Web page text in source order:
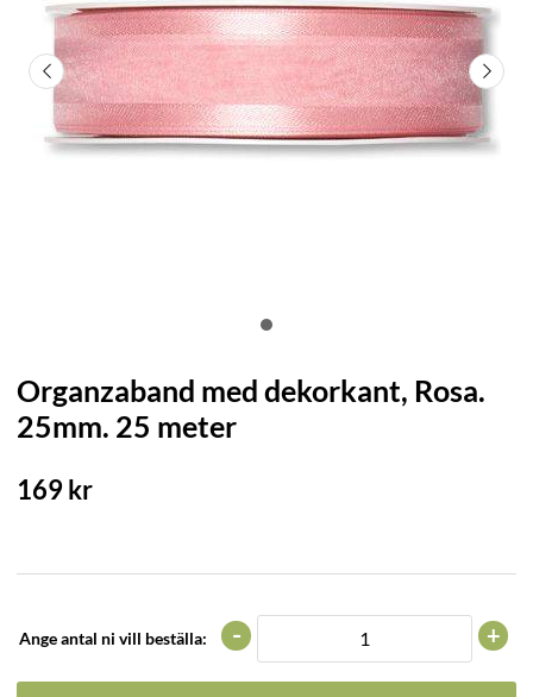
Organzaband med dekorkant, Rosa.
25mm. 25 meter
169kr
Ange antal ni vill beställa: +
-